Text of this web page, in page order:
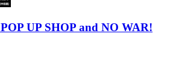
UP SHOP and NO WAR!